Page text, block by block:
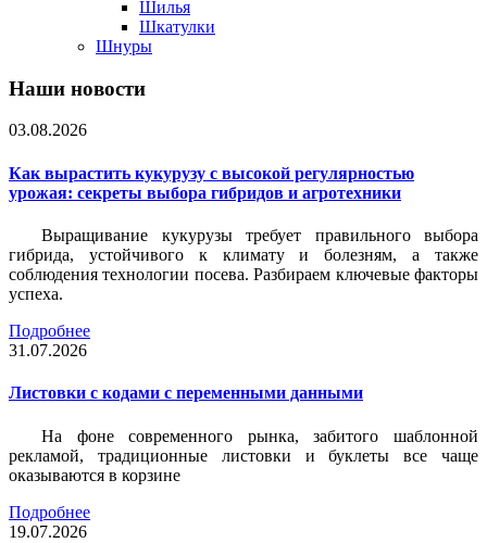
Шилья
Шкатулки
Шнуры
Наши новости
03.08.2026
Как вырастить кукурузу с высокой регулярностью
урожая: секреты выбора гибридов и агротехники
Выращивание кукурузы требует правильного выбора
гибрида, устойчивого к климату и болезням, а также
соблюдения технологии посева. Разбираем ключевые факторы
успеха.
Подробнее
31.07.2026
Листовки c кодами с переменными данными
На фоне современного рынка, забитого шаблонной
рекламой, традиционные листовки и буклеты все чаще
оказываются в корзине
Подробнее
19.07.2026